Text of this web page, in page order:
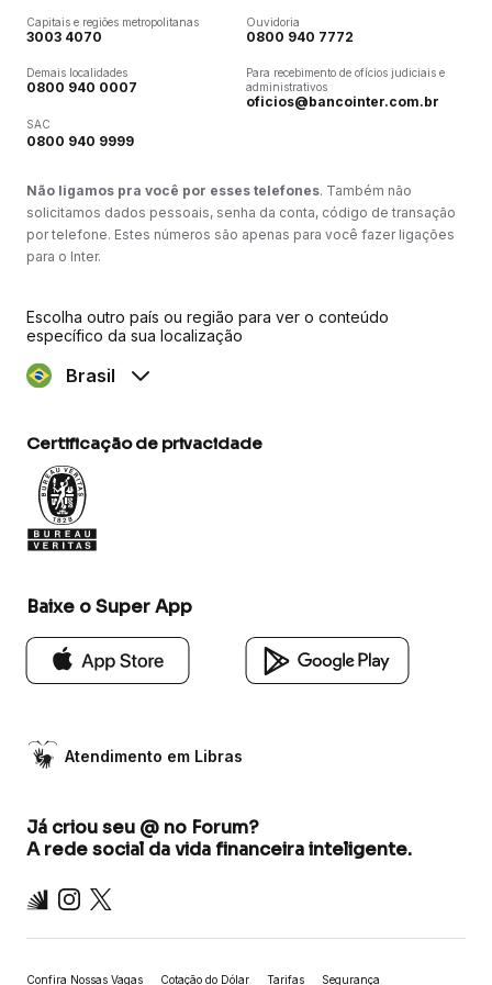
Capitais e regiões metropolitanas
3003 4070
Demais localidades
0800 940 0007
SAC
0800 940 9999
Ouvidoria
0800 940 7772
Para recebimento de ofícios judiciais e
administrativos
oficios@bancointer.com.br
Não ligamos pra você por esses telefones. Também não
solicitamos dados pessoais, senha da conta, código de transação
por telefone. Estes números são apenas para você fazer ligações
para o Inter.
Escolha outro país ou região para ver o conteúdo
específico da sua localização
Brasil
Certificação de privacidade
Baixe o Super App
Atendimento em Libras
Já criou seu @ no Forum?
A rede social da vida financeira inteligente.
Inter Instagram
X
Confira Nossas Vagas Cotação do Dólar Tarifas Segurança